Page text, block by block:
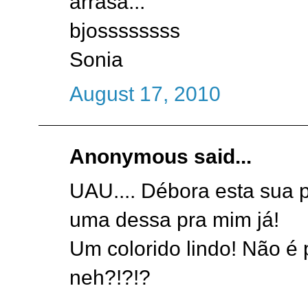
bjossssssss
Sonia
August 17, 2010
Anonymous said...
UAU.... Débora esta sua
uma dessa pra mim já!
Um colorido lindo! Não é
neh?!?!?